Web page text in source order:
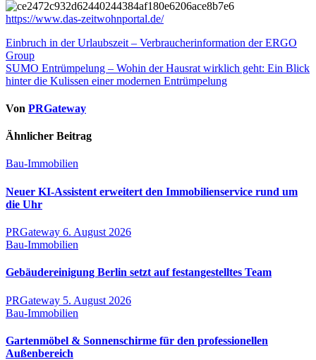
https://www.das-zeitwohnportal.de/
Beitragsnavigation
Einbruch in der Urlaubszeit – Verbraucherinformation der ERGO
Group
SUMO Entrümpelung – Wohin der Hausrat wirklich geht: Ein Blick
hinter die Kulissen einer modernen Entrümpelung
Von PRGateway
Ähnlicher Beitrag
Bau-Immobilien
Neuer KI-Assistent erweitert den Immobilienservice rund um
die Uhr
PRGateway 6. August 2026
Bau-Immobilien
Gebäudereinigung Berlin setzt auf festangestelltes Team
PRGateway 5. August 2026
Bau-Immobilien
Gartenmöbel & Sonnenschirme für den professionellen
Außenbereich